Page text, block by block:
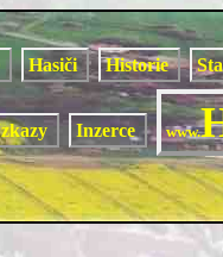
Hasiči Historie
Inzerce www.